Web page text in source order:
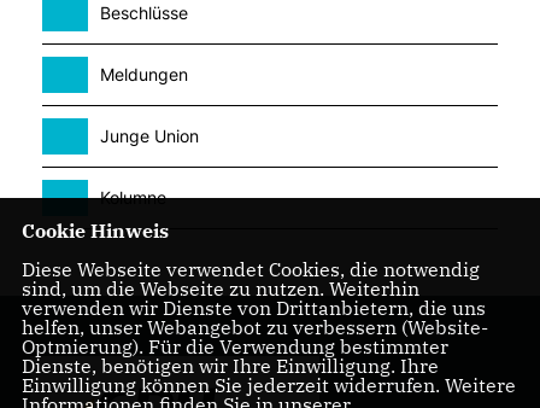
Beschlüsse
Meldungen
Junge Union
Kolumne
Cookie Hinweis
Diese Webseite verwendet Cookies, die notwendig
sind, um die Webseite zu nutzen. Weiterhin
verwenden wir Dienste von Drittanbietern, die uns
helfen, unser Webangebot zu verbessern (Website-
Optmierung). Für die Verwendung bestimmter
Dienste, benötigen wir Ihre Einwilligung. Ihre
Einwilligung können Sie jederzeit widerrufen. Weitere